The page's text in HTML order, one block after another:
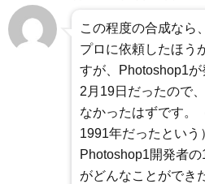
この程度の合成なら
プロに依頼したほう
すが、Photoshop1
2月19日だったので
なかったはずです。
1991年だったという
Photoshop1開発者
がどんなことができ